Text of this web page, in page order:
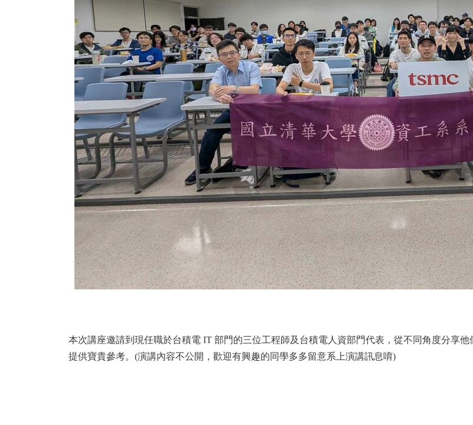
本次講座邀請到現任職於台積電 IT 部門的三位工程師及台積電人資部門代表，從不同角度分享
提供寶貴參考。(演講內容不公開，歡迎有興趣的同學多多留意系上演講訊息唷)